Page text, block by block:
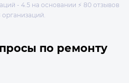
- 4.5 на основании ⚡ 80 отзывов
организаций.
по ремонту